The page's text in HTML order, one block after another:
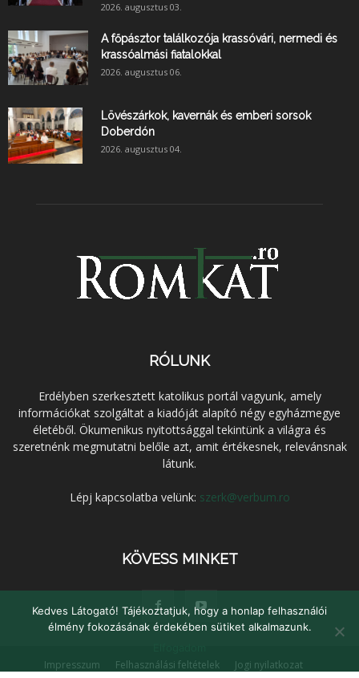
2026. augusztus 03.
A főpásztor találkozója krassóvári, nermedi és
krassóalmási fiatalokkal
2026. augusztus 06.
Lövészárkok, kavernák és emberi sorsok
Doberdón
2026. augusztus 04.
RÓLUNK
Erdélyben szerkesztett katolikus portál vagyunk, amely
információkat szolgáltat a kiadóját alapító négy egyházmegye
életéből. Ökumenikus nyitottsággal tekintünk a világra és
szeretnénk megmutatni belőle azt, amit értékesnek, relevánsnak
látunk.
Lépj kapcsolatba velünk: szerk@verbum.ro
KÖVESS MINKET
Impresszum Felhasználási feltételek
Jogi nyilatkozat
Kedves Látogató! Tájékoztatjuk, hogy a honlap felhasználói
élmény fokozásának érdekében sütiket alkalmazunk.